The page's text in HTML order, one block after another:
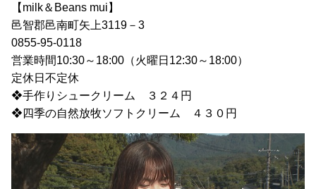
【milk＆Beans mui】
邑智郡邑南町矢上3119－3
0855-95-0118
営業時間10:30～18:00（火曜日12:30～18:00）
定休日不定休
❖手作りシュークリーム ３２４円
❖四季の自然放牧ソフトクリーム ４３０円